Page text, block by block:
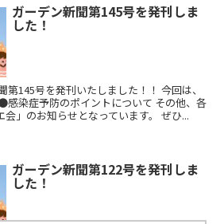
ガーデン新聞第145号を発刊しま
した！
第145号を発刊いたしました！！ 今回は、
染症予防のポイントについて その他、各
」のお知らせとなっています。 ぜひ...
ガーデン新聞第122号を発刊しま
した！